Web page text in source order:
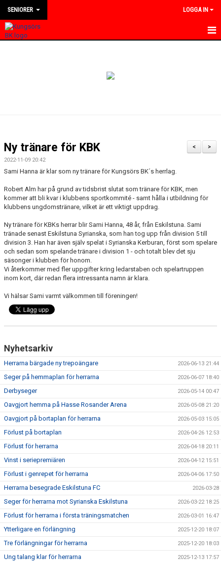
SENIORER LOGGA IN
DOKUMENT
MATCHER
>
<
Ny tränare för KBK
2022-11-09 20:42
Sami Hanna är klar som ny tränare för Kungsörs BK´s herrlag.
Robert Alm har på grund av tidsbrist slutat som tränare för KBK, men
kommer att bli kvar i klubbens sportkommité - samt hålla i utbildning för
klubbens ungdomstränare, vilket är ett viktigt uppdrag.
Ny tränare för KBKs herrar blir Sami Hanna, 48 år, från Eskilstuna. Sami
tränade senast Eskilstuna Syrianska, som han tog upp från division 5 till
division 3. Han har även själv spelat i Syrianska Kerburan, först som spelare
och sedan som spelande tränare i division 1 - och totalt blev det sju
säsonger i klubben för honom.
Vi återkommer med fler uppgifter kring ledarstaben och spelartruppen
inom kort, där redan flera intressanta namn är klara.
Vi hälsar Sami varmt välkommen till föreningen!
Nyhetsarkiv
Herrarna bärgade ny trepoängare 2026-06-13 21:44
Seger på hemmaplan för herrarna 2026-06-07 18:40
Derbyseger 2026-05-14 00:47
Oavgjort hemma på Hasse Rosander Arena 2026-05-08 21:20
Oavgjort på bortaplan för herrarna 2026-05-03 15:05
Förlust på bortaplan 2026-04-26 12:53
Förlust för herrarna 2026-04-18 20:11
Vinst i seriepremiären 2026-04-12 15:51
Förlust i genrepet för herrarna 2026-04-06 17:50
Herrarna besegrade Eskilstuna FC 2026-03-28
Seger för herrarna mot Syrianska Eskilstuna 2026-03-22 18:25
Förlust för herrarna i första träningsmatchen 2026-03-01 16:47
Ytterligare en förlängning 2025-12-20 18:07
Tre förlängningar för herrarna 2025-12-20 18:03
Ung talang klar för herrarna 2025-12-13 17:57